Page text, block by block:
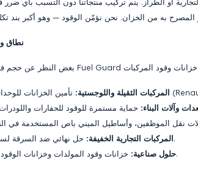
نطاق
المركبات الثقيلة واللوجستية:
وآلات البناء:
المركبات التجارية الخفيفة:حل نهائي ضد السرقة لسيارات الفان والبيك أب.
حلول صناعية:خزانات وقود المولدات وخزانات الوقود الثابتة في مواقع البناء.